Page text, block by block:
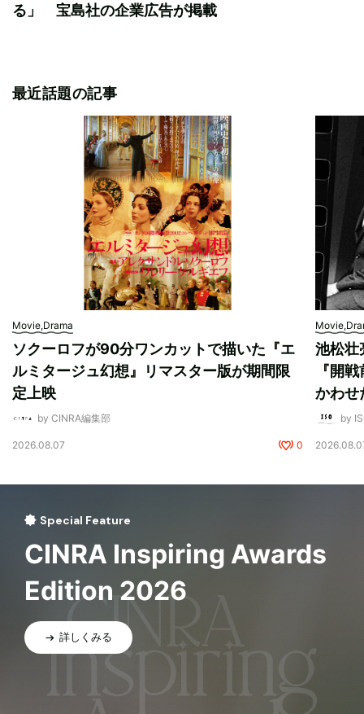
る」 宝島社の企業広告が掲載
最近話題の記事
Movie,Drama
ソクーロフが90分ワンカットで描いた『エ
ルミタージュ幻想』リマスター版が期間限
定上映
by CINRA編集部
2026.08.07 0
池松壮
『開
かわせ
by
Special Feature
CINRA Inspiring Awards
Edition 2026
詳しくみる